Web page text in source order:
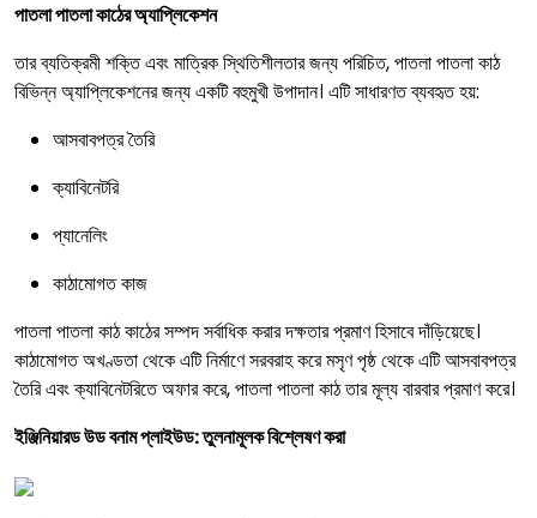
পাতলা পাতলা কাঠের অ্যাপ্লিকেশন
তার ব্যতিক্রমী শক্তি এবং মাত্রিক স্থিতিশীলতার জন্য পরিচিত, পাতলা পাতলা কাঠ
বিভিন্ন অ্যাপ্লিকেশনের জন্য একটি বহুমুখী উপাদান। এটি সাধারণত ব্যবহৃত হয়:
আসবাবপত্র তৈরি
ক্যাবিনেটরি
প্যানেলিং
কাঠামোগত কাজ
পাতলা পাতলা কাঠ কাঠের সম্পদ সর্বাধিক করার দক্ষতার প্রমাণ হিসাবে দাঁড়িয়েছে।
কাঠামোগত অখণ্ডতা থেকে এটি নির্মাণে সরবরাহ করে মসৃণ পৃষ্ঠ থেকে এটি আসবাবপত্র
তৈরি এবং ক্যাবিনেটরিতে অফার করে, পাতলা পাতলা কাঠ তার মূল্য বারবার প্রমাণ করে।
ইঞ্জিনিয়ারড উড বনাম প্লাইউড: তুলনামূলক বিশ্লেষণ করা